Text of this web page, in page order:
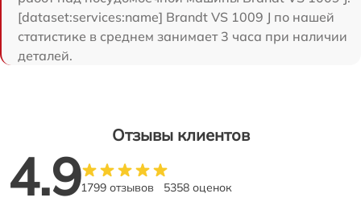
[dataset:services:name] Brandt VS 1009 J по нашей
статистике в среднем занимает 3 часа при наличии
деталей.
Отзывы клиентов
4.91799 отзывов 5358 оценок